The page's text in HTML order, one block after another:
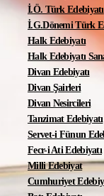
İ.Ö. Türk Edebiyatı
İ.G.Dönemi Türk
Halk Edebiyatı
Halk Edebiyatı
Divan Edebiyatı
Divan Şairleri
Divan Nesircileri
Tanzimat Edebiyatı
Servet-i Fünun
Fecr-i Ati Edebiyatı
Milli Edebiyat
Cumhuriyet